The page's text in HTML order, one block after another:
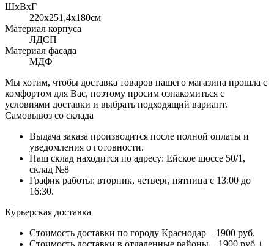
ШхВхГ
220x251,4х180см
Материал корпуса
ЛДСП
Материал фасада
МДФ
Мы хотим, чтобы доставка товаров нашего магазина прошла с
комфортом для Вас, поэтому просим ознакомиться с
условиями доставки и выбрать подходящий вариант.
Самовывоз со склада
Выдача заказа производится после полной оплаты и
уведомления о готовности.
Наш склад находится по адресу: Ейское шоссе 50/1,
склад №8
График работы: вторник, четверг, пятница с 13:00 до
16:30.
Курьерская доставка
Стоимость доставки по городу Краснодар – 1900 руб.
Стоимость доставки в отдаленные районы – 1900 руб +